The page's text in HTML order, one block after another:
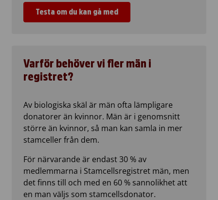
Testa om du kan gå med
Varför behöver vi fler män i
registret?
Av biologiska skäl är män ofta lämpligare
donatorer än kvinnor. Män är i genomsnitt
större än kvinnor, så man kan samla in mer
stamceller från dem.
För närvarande är endast 30 % av
medlemmarna i Stamcellsregistret män, men
det finns till och med en 60 % sannolikhet att
en man väljs som stamcellsdonator.